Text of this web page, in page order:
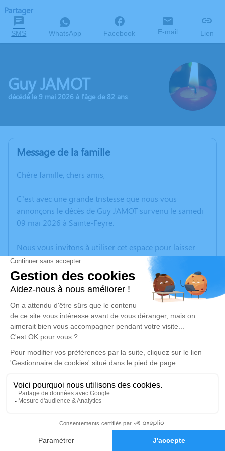
Faire-part Hommages
Partager
SMS WhatsApp Facebook E-mail Lien
Guy JAMOT
décédé le 9 mai 2026 à l'âge de 82 ans
Message de la famille
Chère famille, chers amis,
C’est avec une grande tristesse que nous vous
annonçons le décès de Guy JAMOT survenu le samedi
09 mai 2026 à Sainte-Feyre.
Nous vous invitons à utiliser cet espace pour laisser
vos condoléances, partager des photos souvenirs, une
anecdote ou exprimer vos pensées à travers des
poèmes ou des textes. Cet endroit est un lieu
d'expression dédié à honorer la mémoire de Guy
JAMOT.
Un service de plantation d’arbre hommage est
disponible ici.
Je rends hommage
Cérémonie religieuse
Église de Saint-Priest
23110 Saint-Priest